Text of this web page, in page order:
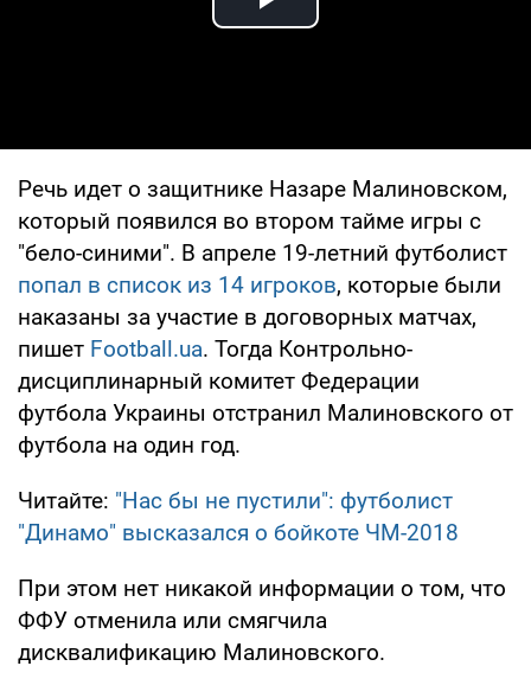
Play Video
Речь идет о защитнике Назаре Малиновском,
который появился во втором тайме игры с
"бело-синими". В апреле 19-летний футболист
попал в список из 14 игроков, которые были
наказаны за участие в договорных матчах,
пишет Football.ua. Тогда Контрольно-
дисциплинарный комитет Федерации
футбола Украины отстранил Малиновского от
футбола на один год.
Читайте: "Нас бы не пустили": футболист
"Динамо" высказался о бойкоте ЧМ-2018
При этом нет никакой информации о том, что
ФФУ отменила или смягчила
дисквалификацию Малиновского.